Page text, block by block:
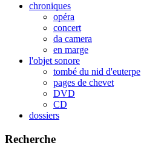
chroniques
opéra
concert
da camera
en marge
l'objet sonore
tombé du nid d'euterpe
pages de chevet
DVD
CD
dossiers
Recherche